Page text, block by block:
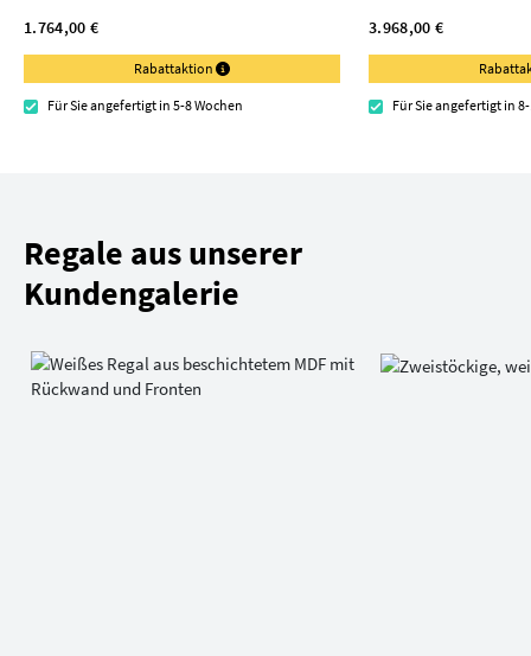
1.764,00 €
Rabattaktion
Für Sie angefertigt in 5-8 Wochen
3.968,00 €
Für Sie angefertigt in
Regale aus unserer
Kundengalerie